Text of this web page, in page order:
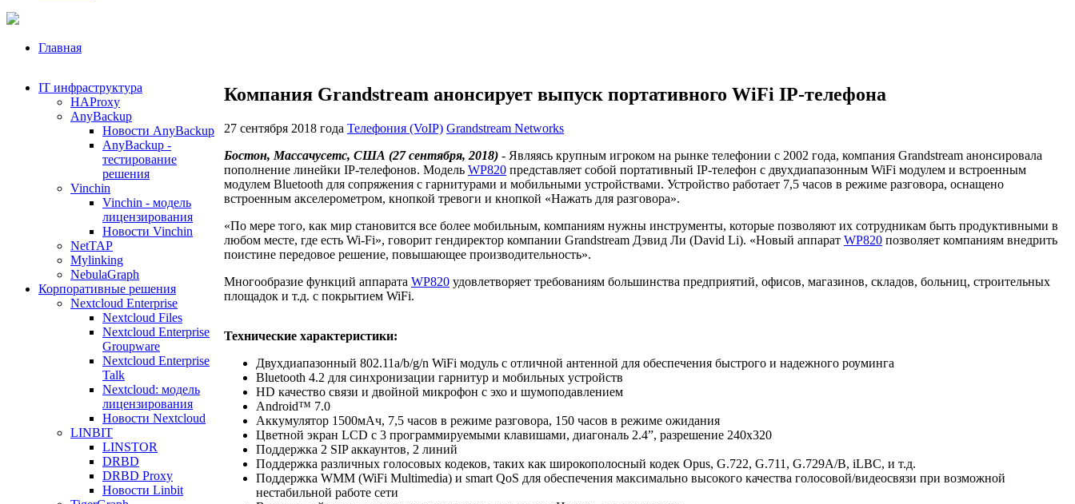
Главная
IT инфраструктура
HAProxy
AnyBackup
Новости AnyBackup
AnyBackup -
тестирование
решения
Vinchin
Vinchin - модель
лицензирования
Новости Vinchin
NetTAP
Mylinking
NebulaGraph
Корпоративные решения
Nextcloud Enterprise
Nextcloud Files
Nextcloud Enterprise
Groupware
Nextcloud Enterprise
Talk
Nextcloud: модель
лицензирования
Новости Nextcloud
LINBIT
LINSTOR
DRBD
DRBD Proxy
Новости Linbit
Компания Grandstream анонсирует выпуск портативного WiFi IP-телефона
27 сентября 2018 года Телефония (VoIP) Grandstream Networks
Бостон, Массачусетс, США (27 сентября, 2018) - Являясь крупным игроком на рынке телефонии с 2002 года, компания Grandstream анонсировала
пополнение линейки IP-телефонов. Модель WP820 представляет собой портативный IP-телефон с двухдиапазонным WiFi модулем и встроенным
модулем Bluetooth для сопряжения с гарнитурами и мобильными устройствами. Устройство работает 7,5 часов в режиме разговора, оснащено
встроенным акселерометром, кнопкой тревоги и кнопкой «Нажать для разговора».
«По мере того, как мир становится все более мобильным, компаниям нужны инструменты, которые позволяют их сотрудникам быть продуктивными в
любом месте, где есть Wi-Fi», говорит гендиректор компании Grandstream Дэвид Ли (David Li). «Новый аппарат WP820 позволяет компаниям внедрить
поистине передовое решение, повышающее производительность».
Многообразие функций аппарата WP820 удовлетворяет требованиям большинства предприятий, офисов, магазинов, складов, больниц, строительных
площадок и т.д. с покрытием WiFi.
Технические характеристики:
Двухдиапазонный 802.11a/b/g/n WiFi модуль с отличной антенной для обеспечения быстрого и надежного роуминга
Bluetooth 4.2 для синхронизации гарнитур и мобильных устройств
HD качество связи и двойной микрофон с эхо и шумоподавлением
Android™ 7.0
Аккумулятор 1500мАч, 7,5 часов в режиме разговора, 150 часов в режиме ожидания
Цветной экран LCD с 3 программируемыми клавишами, диагональ 2.4”, разрешение 240x320
Поддержка 2 SIP аккаунтов, 2 линий
Поддержка различных голосовых кодеков, таких как широкополосный кодек Opus, G.722, G.711, G.729A/B, iLBC, и т.д.
Поддержка WMM (WiFi Multimedia) и smart QoS для обеспечения максимально высокого качества голосовой/видеосвязи при возможной
нестабильной работе сети